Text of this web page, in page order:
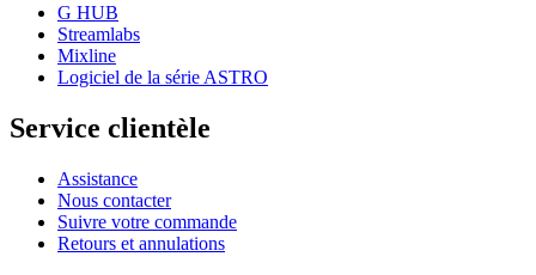
G HUB
Streamlabs
Mixline
Logiciel de la série ASTRO
Service clientèle
Assistance
Nous contacter
Suivre votre commande
Retours et annulations